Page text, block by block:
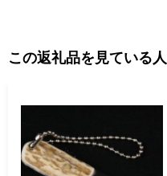
この返礼品を見ている